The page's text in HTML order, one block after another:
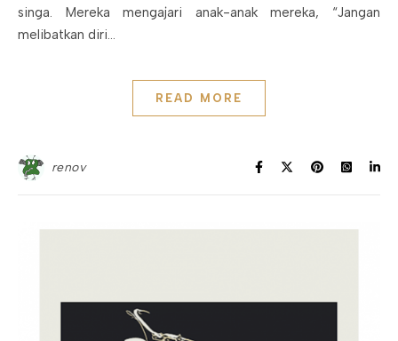
singa. Mereka mengajari anak-anak mereka, “Jangan
melibatkan diri…
READ MORE
renov